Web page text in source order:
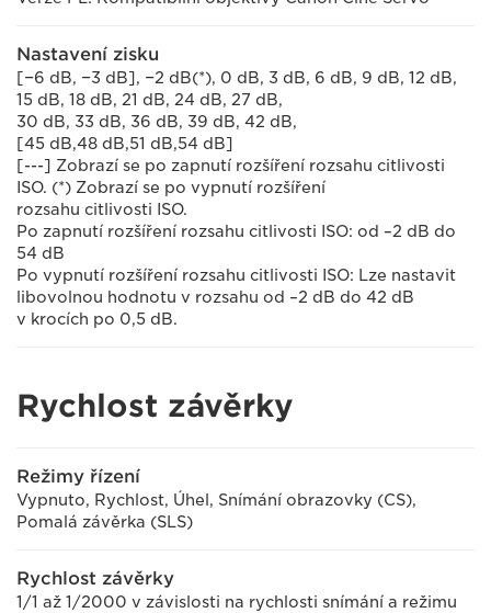
Nastavení zisku
[−6 dB, −3 dB], −2 dB(*), 0 dB, 3 dB, 6 dB, 9 dB, 12 dB,
15 dB, 18 dB, 21 dB, 24 dB, 27 dB,
30 dB, 33 dB, 36 dB, 39 dB, 42 dB,
[45 dB,48 dB,51 dB,54 dB]
[---] Zobrazí se po zapnutí rozšíření rozsahu citlivosti
ISO. (*) Zobrazí se po vypnutí rozšíření
rozsahu citlivosti ISO.
Po zapnutí rozšíření rozsahu citlivosti ISO: od –2 dB do
54 dB
Po vypnutí rozšíření rozsahu citlivosti ISO: Lze nastavit
libovolnou hodnotu v rozsahu od –2 dB do 42 dB
v krocích po 0,5 dB.
Rychlost závěrky
Režimy řízení
Vypnuto, Rychlost, Úhel, Snímání obrazovky (CS),
Pomalá závěrka (SLS)
Rychlost závěrky
1/1 až 1/2000 v závislosti na rychlosti snímání a režimu